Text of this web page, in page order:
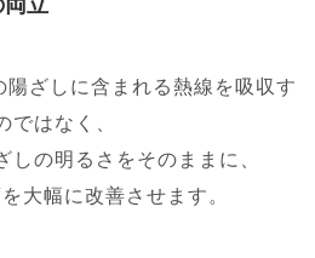
両立
ざしに含まれる熱線を吸収す
ではなく、
しの明るさをそのままに、
大幅に改善させます。